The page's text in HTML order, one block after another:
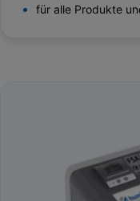
für alle Produkte